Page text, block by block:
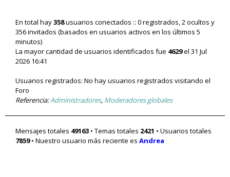
En total hay358usuarios conectados :: 0 registrados, 2 ocultos y
356 invitados (basados en usuarios activos en los últimos 5
minutos)
La mayor cantidad de usuarios identificados fue 4629el 31 Jul
2026 16:41
Usuarios registrados: No hay usuarios registrados visitando el
Foro
Referencia:Administradores, Moderadores globales
Mensajes totales 49163 • Temas totales 2421 • Usuarios totales
7859• Nuestro usuario más reciente es Andrea